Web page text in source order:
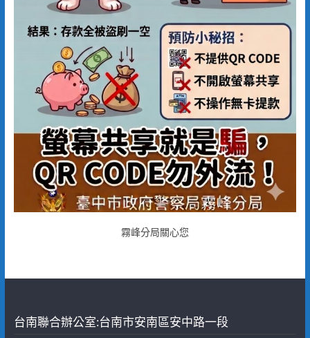
霧峰分局關心您
台南聯合辦公室:台南市安南區安中路一段